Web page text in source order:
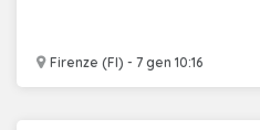
Firenze (FI) - 7 gen 10:16